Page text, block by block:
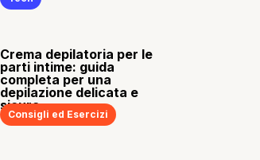
Crema depilatoria per le
parti intime: guida
completa per una
depilazione delicata e
sicura
Consigli ed Esercizi